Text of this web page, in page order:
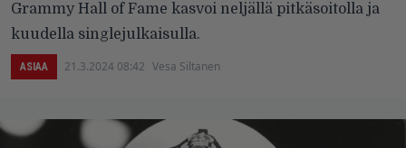
Grammy Hall of Fame kasvoi neljällä pitkäsoitolla ja
kuudella singlejulkaisulla.
ASIAA 21.3.2024 08:42 Vesa Siltanen